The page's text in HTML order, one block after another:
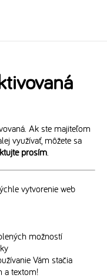
Ak ste majiteľom
využívať, môžete sa
prosím.
vytvorenie web
možností
Vám stačia
a textom!